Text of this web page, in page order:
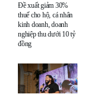
Đề xuất giảm 30%
thuế cho hộ, cá nhân
kinh doanh, doanh
nghiệp thu dưới 10 tỷ
đồng